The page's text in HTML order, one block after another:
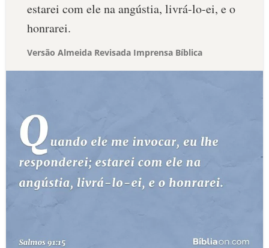
estarei com ele na angústia, livrá-lo-ei, e o
honrarei.
Versão Almeida Revisada Imprensa Bíblica